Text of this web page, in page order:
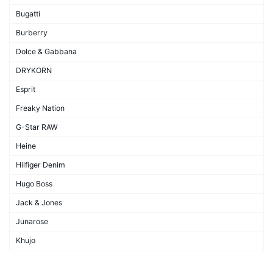
Bugatti
Burberry
Dolce & Gabbana
DRYKORN
Esprit
Freaky Nation
G-Star RAW
Heine
Hilfiger Denim
Hugo Boss
Jack & Jones
Junarose
Khujo